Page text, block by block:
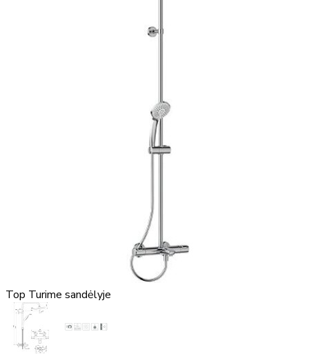
Top Turime sandėlyje